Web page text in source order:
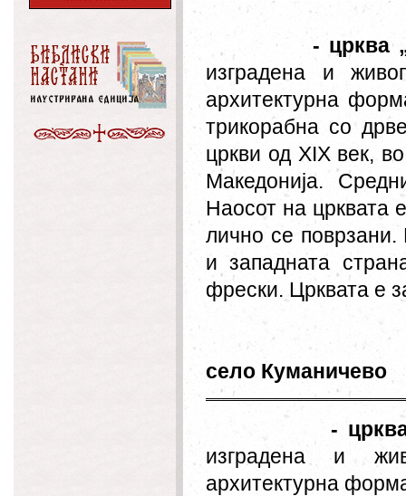
- црква
изградена и
архитектурна
трикорабна со
цркви од XIX век,
Македонија.
Наосот на црквата
лично се
и западната
фрески. Црквата е
село Куманичево
-
изградена и
архитектурна